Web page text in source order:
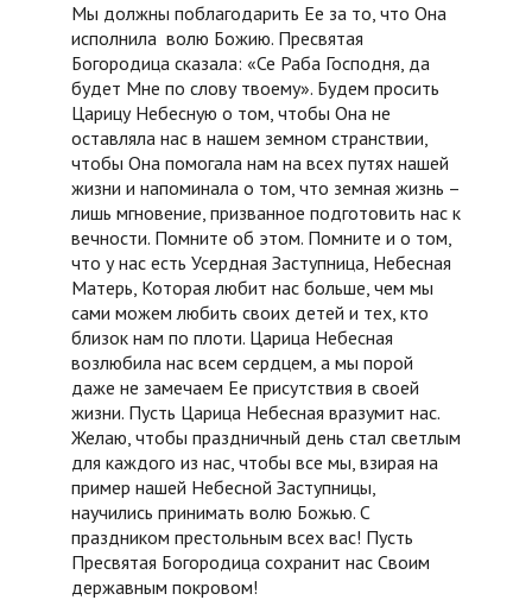
Мы должны поблагодарить Ее за то, что Она
исполнила волю Божию. Пресвятая
Богородица сказала: «Се Раба Господня, да
будет Мне по слову твоему». Будем просить
Царицу Небесную о том, чтобы Она не
оставляла нас в нашем земном странствии,
чтобы Она помогала нам на всех путях нашей
жизни и напоминала о том, что земная жизнь –
лишь мгновение, призванное подготовить нас к
вечности. Помните об этом. Помните и о том,
что у нас есть Усердная Заступница, Небесная
Матерь, Которая любит нас больше, чем мы
сами можем любить своих детей и тех, кто
близок нам по плоти. Царица Небесная
возлюбила нас всем сердцем, а мы порой
даже не замечаем Ее присутствия в своей
жизни. Пусть Царица Небесная вразумит нас.
Желаю, чтобы праздничный день стал светлым
для каждого из нас, чтобы все мы, взирая на
пример нашей Небесной Заступницы,
научились принимать волю Божью. С
праздником престольным всех вас! Пусть
Пресвятая Богородица сохранит нас Своим
державным покровом!